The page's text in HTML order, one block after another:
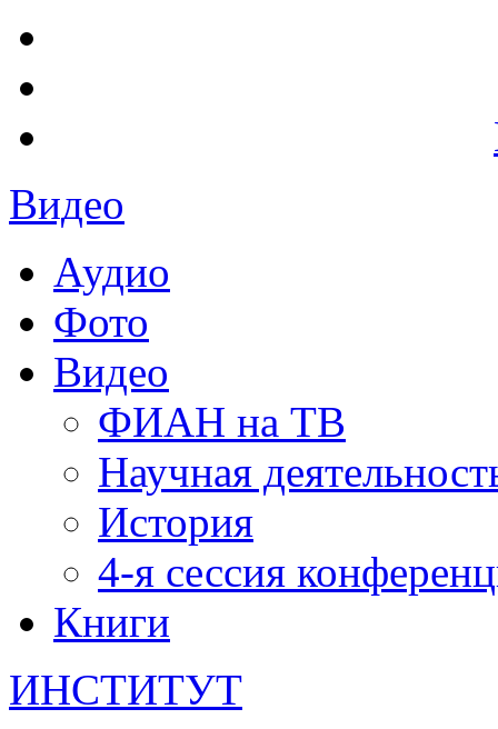
Видео
Аудио
Фото
Видео
ФИАН на ТВ
Научная
История
4-я сессия
Книги
ИНСТИТУТ